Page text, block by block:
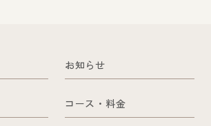
お知らせ
コース・料金